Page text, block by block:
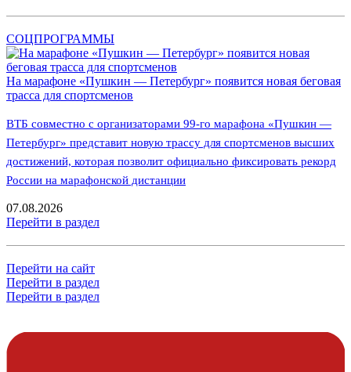
СОЦПРОГРАММЫ
На марафоне «Пушкин — Петербург» появится новая беговая
трасса для спортсменов
ВТБ совместно с организаторами 99-го марафона «Пушкин —
Петербург» представит новую трассу для спортсменов высших
достижений, которая позволит официально фиксировать рекорд
России на марафонской дистанции
07.08.2026
Перейти в раздел
Перейти на сайт
Перейти в раздел
Перейти в раздел